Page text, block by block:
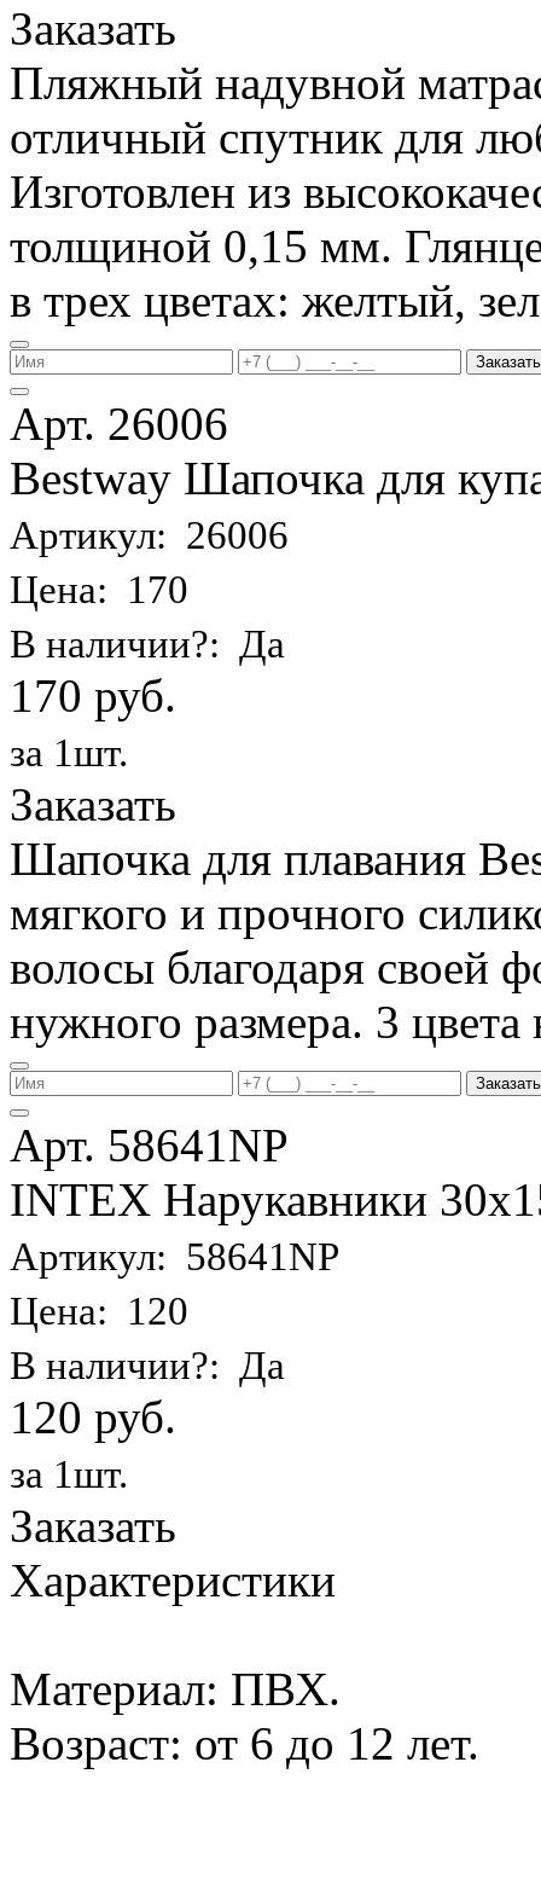
Заказать
Пляжный надувной
отличный спутник для
Изготовлен из
толщиной 0,15 мм.
в трех цветах: желтый,
Заказать
Арт. 26006
Bestway Шапочка для
Артикул: 26006
Цена: 170
В наличии?: Да
170 руб.
за 1шт.
Заказать
Шапочка для плавания
мягкого и прочного
волосы благодаря своей
нужного размера. 3
Заказать
Арт. 58641NP
INTEX Нарукавники
Артикул: 58641NP
Цена: 120
В наличии?: Да
120 руб.
за 1шт.
Заказать
Характеристики
Материал: ПВХ.
Возраст: от 6 до 12 лет.